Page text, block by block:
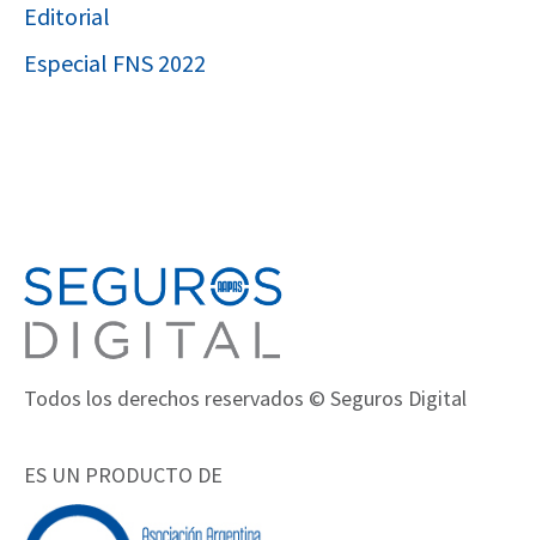
Editorial
Especial FNS 2022
Todos los derechos reservados © Seguros Digital
ES UN PRODUCTO DE